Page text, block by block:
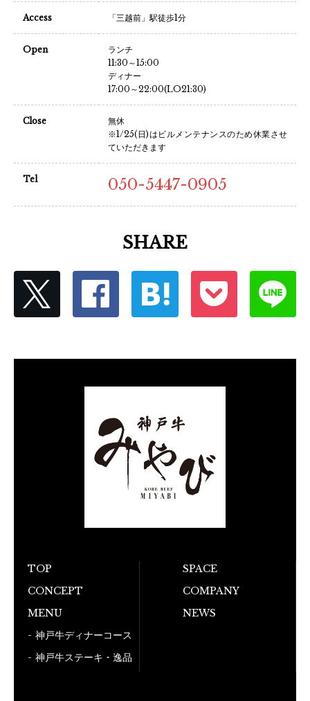
Access 「三越前」駅徒歩1分
Open
ランチ
11:30～15:00
ディナー
17:00～22:00(LO21:30)
Close
無休
※1/25(日)はビルメンテナンスのため休業させ
ていただきます
Tel 050-5447-0905
SHARE
TOP
CONCEPT
MENU
神戸牛ディナーコース
神戸牛ステーキ・逸品
SPACE
COMPANY
NEWS
お電話でのご予